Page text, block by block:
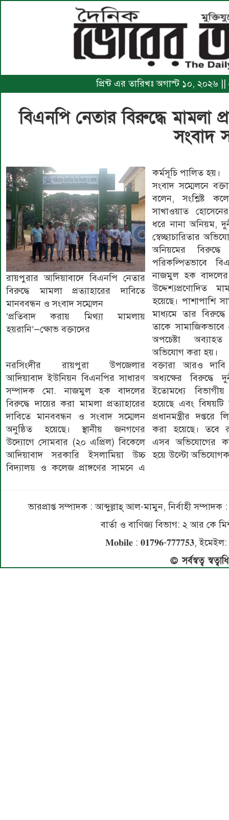
প্রিন্ট এর তারিখঃ অগাস্ট ১০, ২০২৬
বিএনপি নেতার বিরুদ্ধে মামলা
সংবাদ
রায়পুরার আদিয়াবাদে বিএনপি নেতার
বিরুদ্ধে মামলা প্রত্যাহারের দাবিতে
মানববন্ধন ও সংবাদ সম্মেলন
‘প্রতিবাদ করায় মিথ্যা মামলায়
হয়রানি’—ক্ষোভ বক্তাদের
নরসিংদীর রায়পুরা উপজেলার
আদিয়াবাদ ইউনিয়ন বিএনপির সাধারণ
সম্পাদক মো. নাজমুল হক বাদলের
বিরুদ্ধে দায়ের করা মামলা প্রত্যাহারের
দাবিতে মানববন্ধন ও সংবাদ সম্মেলন
অনুষ্ঠিত হয়েছে। স্থানীয় জনগণের
উদ্যোগে সোমবার (২০ এপ্রিল) বিকেলে
আদিয়াবাদ সরকারি ইসলামিয়া উচ্চ
বিদ্যালয় ও কলেজ প্রাঙ্গণের সামনে এ
কর্মসূচি পালিত হয়।
সংবাদ সম্মেলনে
বলেন, সংশ্লিষ্ট
সাখাওয়াত হোসেনের
ধরে নানা অনিয়ম,
স্বেচ্ছাচারিতার
অনিয়মের
পরিকল্পিতভাবে
নাজমুল হক বাদলের
উদ্দেশ্যপ্রণোদিত
হয়েছে। পাশাপাশি
মাধ্যমে তার
তাকে সামাজিকভাবে
অপচেষ্টা
অভিযোগ করা হয়।
বক্তারা আরও
অধ্যক্ষের বিরুদ্ধে
ইতোমধ্যে
হয়েছে এবং বিষয়টি
প্রধানমন্ত্রীর দপ্তরে
করা হয়েছে। তবে
এসব অভিযোগের
হয়ে উল্টো
ভারপ্রাপ্ত সম্পাদক : আব্দুল্লাহ্ আল-মামুন, নির্বাহী
বার্তা ও বাণিজ্য বিভাগ: ২ আর কে
𝐌𝐨𝐛𝐢𝐥𝐞 : 𝟎𝟏𝟕𝟗𝟔-𝟕𝟕𝟕𝟕𝟓𝟑,
© সর্বস্বত্ব